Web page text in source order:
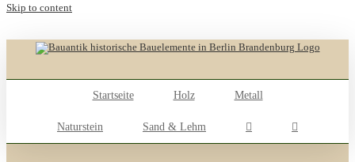
Skip to content
Startseite Holz Metall
Naturstein Sand & Lehm